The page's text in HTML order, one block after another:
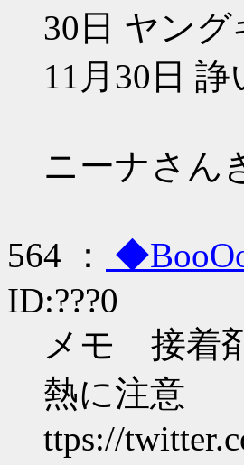
30日 ヤン
11月30日
ニーナさん
564 ：
ID:???0
メモ 接着
熱に注意
ttps://